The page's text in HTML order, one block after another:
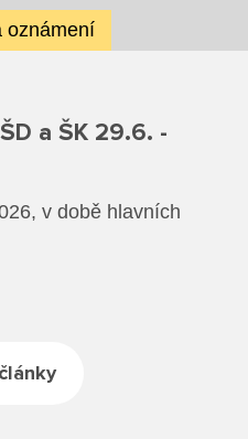
oznámení
a ŠK 29.6. -
v době hlavních